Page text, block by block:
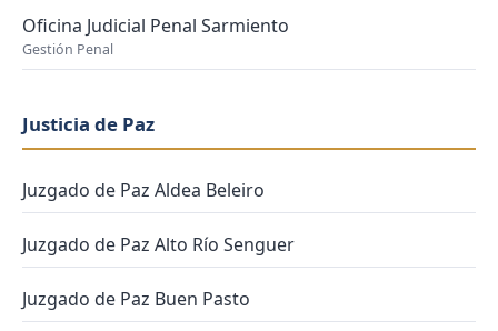
Oficina Judicial Penal Sarmiento
Gestión Penal
Justicia de Paz
Juzgado de Paz Aldea Beleiro
Juzgado de Paz Alto Río Senguer
Juzgado de Paz Buen Pasto